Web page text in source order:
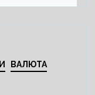
ВАЛЮТА